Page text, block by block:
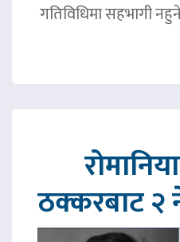
गतिविधिमा सहभागी
ठक्करबाट २